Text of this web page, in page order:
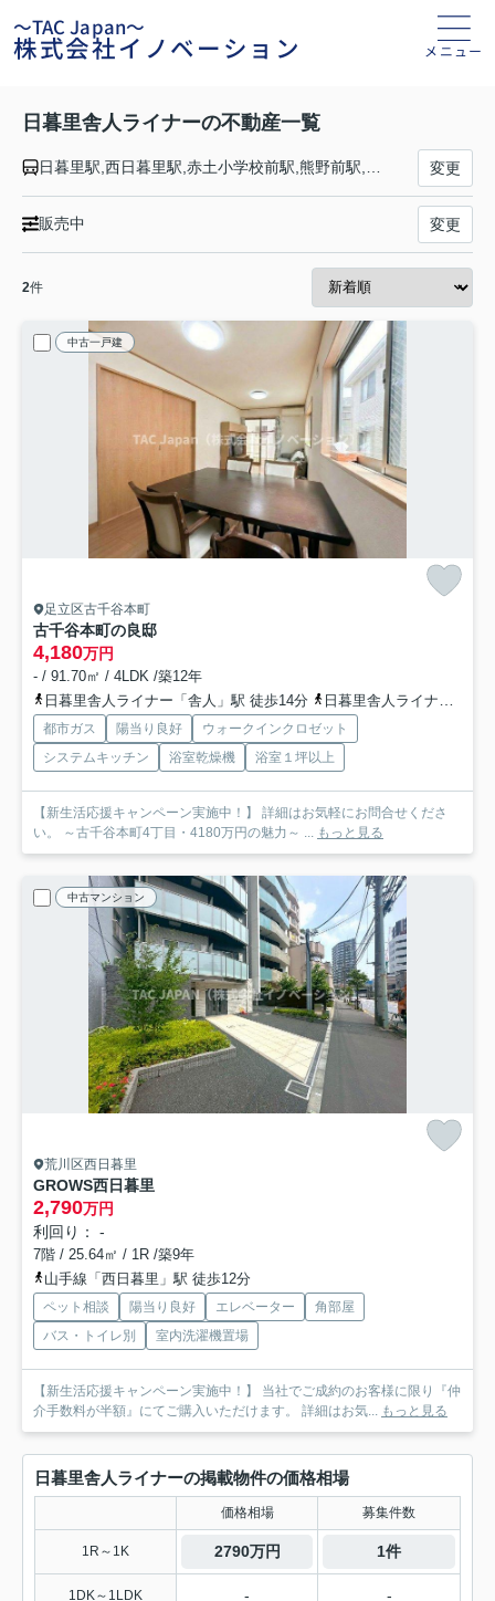
～TAC Japan～
株式会社イノベーション メニュー
日暮里舎人ライナーの不動産一覧
変更
販売中 変更
2件
中古一戸建
足立区古千谷本町
古千谷本町の良邸
4,180万円
- / 91.70㎡ / 4LDK /築12年
日暮里舎人ライナー「舎人」駅 徒歩14分
日暮里舎人ライナー「見沼代親水公園」駅 徒歩18分
都市ガス 陽当り良好
ウォークインクロゼット
システムキッチン
浴室乾燥機 浴室１坪以上
【新生活応援キャンペーン実施中！】 詳細はお気軽にお問合せくださ
もっと見る
中古マンション
荒川区西日暮里
GROWS西日暮里
2,790万円
利回り： -
7階 / 25.64㎡ / 1R /築9年
山手線「西日暮里」駅 徒歩12分
ペット相談 陽当り良好 エレベーター
角部屋
バス・トイレ別
室内洗濯機置場
【新生活応援キャンペーン実施中！】 当社でご成約のお客様に限り『仲
介手数料が半額』にてご購入いただけます。 詳細はお気...
もっと見る
日暮里舎人ライナーの掲載物件の価格相場
価格相場 募集件数
1R～1K 2790万円 1件
1DK～1LDK - -